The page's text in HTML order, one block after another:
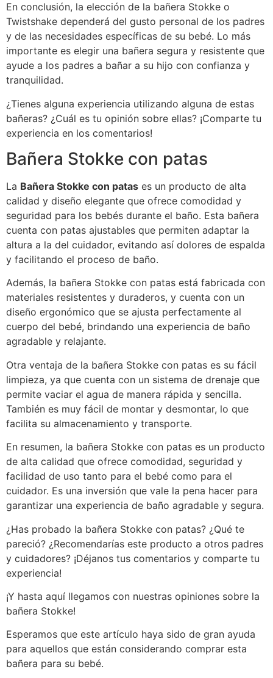
En conclusión, la elección de la bañera Stokke o
Twistshake dependerá del gusto personal de los padres
y de las necesidades específicas de su bebé. Lo más
importante es elegir una bañera segura y resistente que
ayude a los padres a bañar a su hijo con confianza y
tranquilidad.
¿Tienes alguna experiencia utilizando alguna de estas
bañeras? ¿Cuál es tu opinión sobre ellas? ¡Comparte tu
experiencia en los comentarios!
Bañera Stokke con patas
La Bañera Stokke con patas es un producto de alta
calidad y diseño elegante que ofrece comodidad y
seguridad para los bebés durante el baño. Esta bañera
cuenta con patas ajustables que permiten adaptar la
altura a la del cuidador, evitando así dolores de espalda
y facilitando el proceso de baño.
Además, la bañera Stokke con patas está fabricada con
materiales resistentes y duraderos, y cuenta con un
diseño ergonómico que se ajusta perfectamente al
cuerpo del bebé, brindando una experiencia de baño
agradable y relajante.
Otra ventaja de la bañera Stokke con patas es su fácil
limpieza, ya que cuenta con un sistema de drenaje que
permite vaciar el agua de manera rápida y sencilla.
También es muy fácil de montar y desmontar, lo que
facilita su almacenamiento y transporte.
En resumen, la bañera Stokke con patas es un producto
de alta calidad que ofrece comodidad, seguridad y
facilidad de uso tanto para el bebé como para el
cuidador. Es una inversión que vale la pena hacer para
garantizar una experiencia de baño agradable y segura.
¿Has probado la bañera Stokke con patas? ¿Qué te
pareció? ¿Recomendarías este producto a otros padres
y cuidadores? ¡Déjanos tus comentarios y comparte tu
experiencia!
¡Y hasta aquí llegamos con nuestras opiniones sobre la
bañera Stokke!
Esperamos que este artículo haya sido de gran ayuda
para aquellos que están considerando comprar esta
bañera para su bebé.